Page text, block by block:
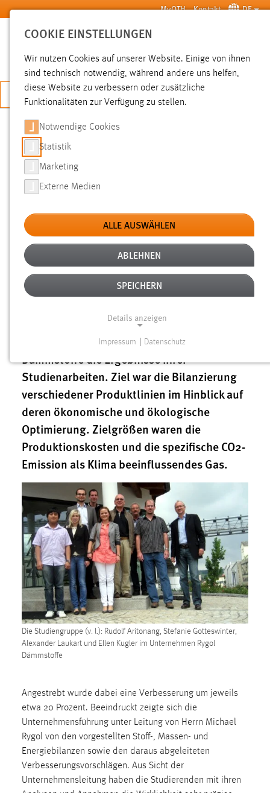
Zum Hauptinhalt springen MyOTH Kontakt DE
SUCHE
JETZT BEWERBEN
Hochschule Aktuelles News der OTH Amberg-Weiden
CO2-FOOTPRINT VON
UNTERNEHMEN: BEISPIEL RYGOL
04.08.2010
Studierende der Vorlesung „Life Cycle
Engineering“ von Prof. Dr. Magnus Jaeger im
Masterstudiengang „Interkulturelles
Unternehmens- und Technologie-
Wirtschaftsingenieurwesen) präsentierten
am 3. August 2010 im Unternehmen Rygol
Dämmstoffe die Ergebnisse ihrer
Studienarbeiten. Ziel war die Bilanzierung
verschiedener Produktlinien im Hinblick auf
deren ökonomische und ökologische
Optimierung. Zielgrößen waren die
Produktionskosten und die spezifische CO2-
Emission als Klima beeinflussendes Gas.
Die Studiengruppe (v. l.): Rudolf Aritonang, Stefanie Gotteswinter,
Alexander Laukart und Ellen Kugler im Unternehmen Rygol
Dämmstoffe
Angestrebt wurde dabei eine Verbesserung um jeweils
etwa 20 Prozent. Beeindruckt zeigte sich die
Unternehmensführung unter Leitung von Herrn Michael
Rygol von den vorgestellten Stoff-, Massen- und
Energiebilanzen sowie den daraus abgeleiteten
Verbesserungsvorschlägen. Aus Sicht der
Unternehmensleitung haben die Studierenden mit ihren
COOKIE EINSTELLUNGEN
Wir nutzen Cookies auf unserer Website. Einige von ihnen
sind technisch notwendig, während andere uns helfen,
diese Website zu verbessern oder zusätzliche
Funktionalitäten zur Verfügung zu stellen.
Notwendige Cookies
Statistik
Marketing
Externe Medien
ALLE AUSWÄHLEN
ABLEHNEN
SPEICHERN
Details anzeigen
Notwendige Cookies ermöglichen grundlegende
Funktionen und sind für die einwandfreie Funktion der
Website erforderlich.
Einverständnis
Name:
cookie_consent
Dieser Cookie speichert die ausgewählten Einverständnis-
Optionen des Benutzers
Cookie Laufzeit:
1 Jahr
Performance
Name:
staticfilecache
Zweck:
Für performante Seitenauslieferung wird in diesem Cookie
Sprachpräferenz
Name:
site-language-preference
Zweck:
Das Cookie speichert die gewählte Sprache der Website.
Impressum Datenschutz